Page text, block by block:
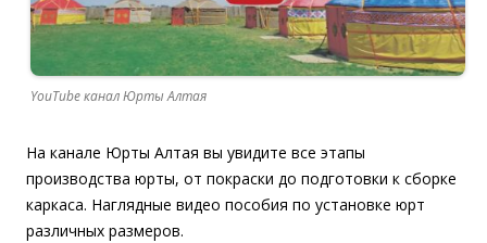
YouTube канал Юрты Алтая
На канале Юрты Алтая вы увидите все этапы
производства юрты, от покраски до подготовки к сборке
каркаса. Наглядные видео пособия по установке юрт
различных размеров.